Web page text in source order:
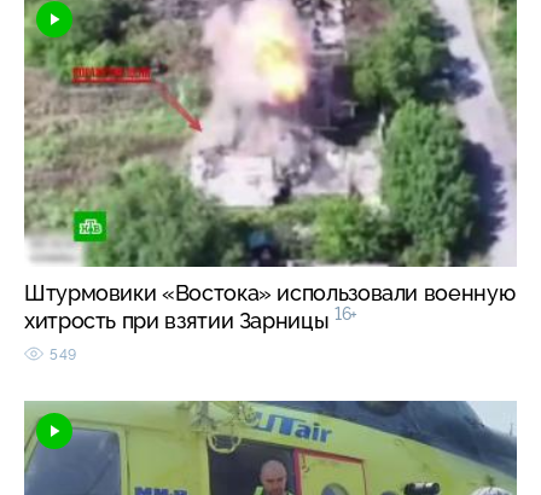
Штурмовики «Востока» использовали военную
хитрость при взятии Зарницы 16+
549